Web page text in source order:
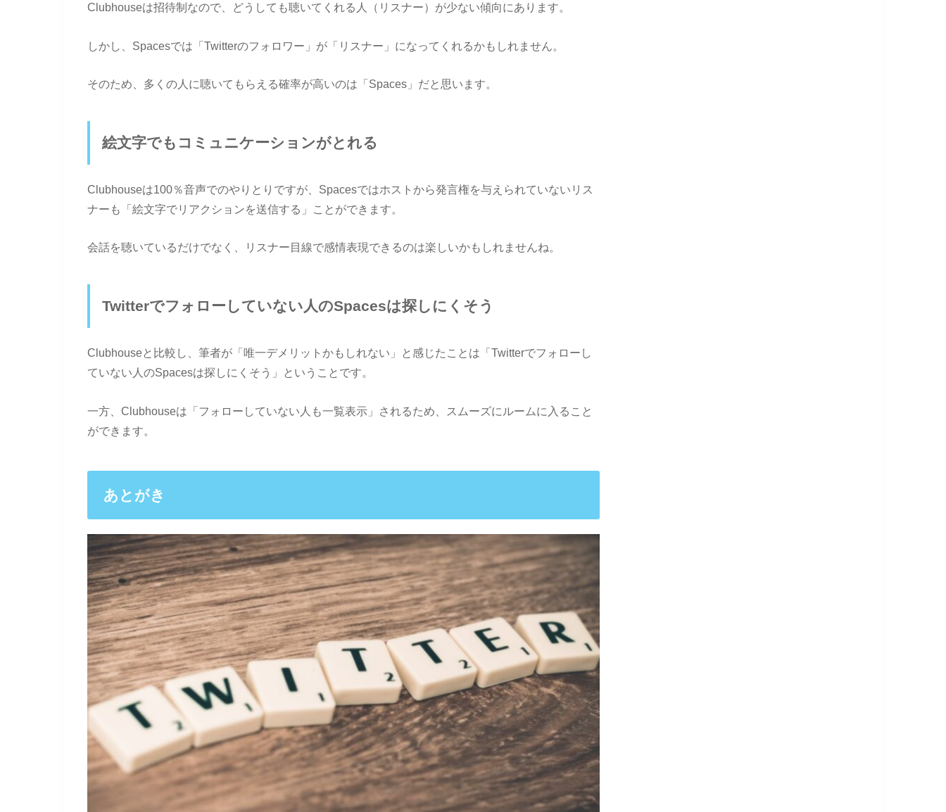
Clubhouseは招待制なので、どうしても聴いてくれる人（リスナー）が少ない傾向にあります。
しかし、Spacesでは「Twitterのフォロワー」が「リスナー」になってくれるかもしれません。
そのため、多くの人に聴いてもらえる確率が高いのは「Spaces」だと思います。
絵文字でもコミュニケーションがとれる
Clubhouseは100％音声でのやりとりですが、Spacesではホストから発言権を与えられていないリス
ナーも「絵文字でリアクションを送信する」ことができます。
会話を聴いているだけでなく、リスナー目線で感情表現できるのは楽しいかもしれませんね。
Twitterでフォローしていない人のSpacesは探しにくそう
Clubhouseと比較し、筆者が「唯一デメリットかもしれない」と感じたことは「Twitterでフォローし
ていない人のSpacesは探しにくそう」ということです。
一方、Clubhouseは「フォローしていない人も一覧表示」されるため、スムーズにルームに入ること
ができます。
あとがき